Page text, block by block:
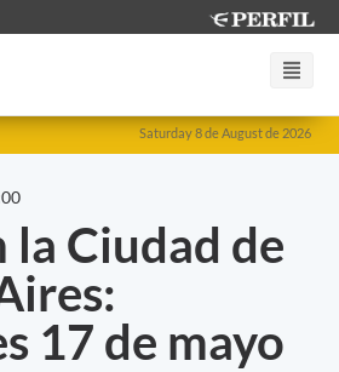
Saturday 8 de August de 2026
la Ciudad de
17 de mayo